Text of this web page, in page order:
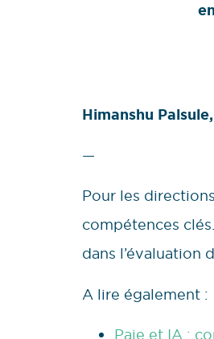
Himanshu
—
Pour les
compétences
dans l’évaluation
A lire également :
Paie et IA :